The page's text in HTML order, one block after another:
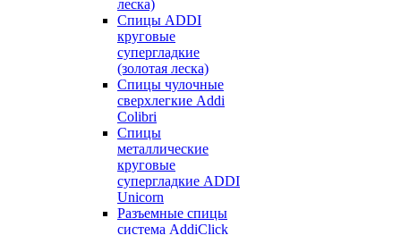
леска)
Спицы ADDI
круговые
супергладкие
(золотая леска)
Спицы чулочные
сверхлегкие Addi
Colibri
Спицы
металлические
круговые
супергладкие ADDI
Unicorn
Разъемные спицы
система AddiClick